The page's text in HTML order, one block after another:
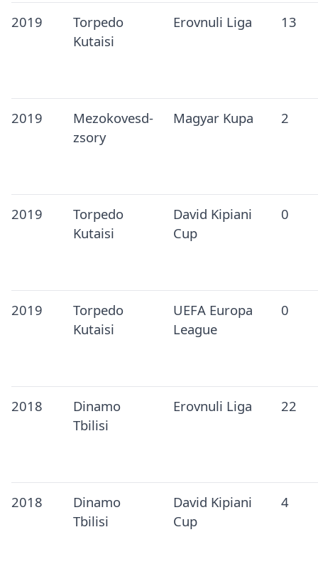
2019
Torpedo
Kutaisi
Erovnuli Liga 13
2019
Mezokovesd-
zsory
Magyar Kupa 2
2019
Torpedo
Kutaisi
David Kipiani
Cup
0
2019
Torpedo
Kutaisi
UEFA Europa
League
0
2018
Dinamo
Tbilisi
Erovnuli Liga 22
2018
Dinamo
Tbilisi
David Kipiani
Cup
4